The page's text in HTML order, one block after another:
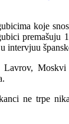
koje
premašuju
intervjuu
ne trpe